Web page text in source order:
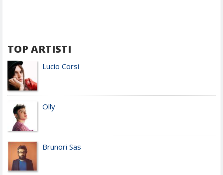
TOP ARTISTI
Lucio Corsi
Olly
Brunori Sas